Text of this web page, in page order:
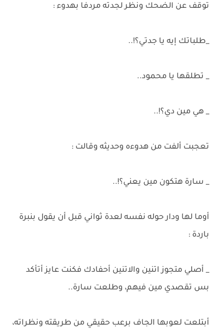
توقف عن الضحك ونظر لجدته مردفا بهدوء :
_طلباتك إيه يا جدتي؟!..
_ تطلقها يا محمود..
_ هي مين دي؟!..
تعجبت ألفت من هدوءه وحديثه وقالت :
_ سارة هتكون مين يعني؟!..
أوما لها ودار حوله نفسه لعدة ثواني قبل أن يقول بنبرة
باردة :
_ أصلي متجوز اتنين والاتنين أحفادك فكنت عايز أتأكد
بس تقصدي مين فيهم، وطلعت سارة..
أبتلعت لعوبها الجاف برعب حقيقي من طريقته ونظراته،